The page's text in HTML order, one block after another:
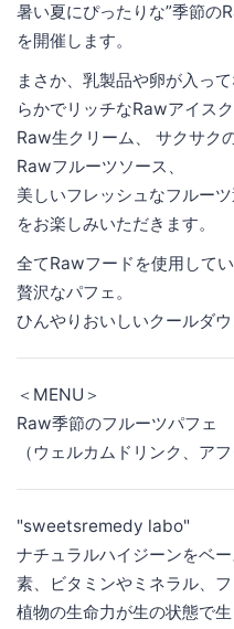
暑い夏にぴったりな”季節の
を開催します。
まさか、乳製品や卵が入っ
らかでリッチなRawアイスク
Raw生クリーム、 サクサク
Rawフルーツソース、
美しいフレッシュなフルー
をお楽しみいただきます。
全てRawフードを使用して
贅沢なパフェ。
ひんやりおいしいクールダ
＜MENU＞
Raw季節のフルーツパフェ
（ウェルカムドリンク、ア
"sweetsremedy labo"
ナチュラルハイジーンをベ
素、ビタミンやミネラル、フ
植物の生命力が生の状態で